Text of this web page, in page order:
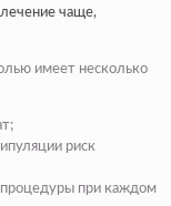
чаще,
имеет несколько
риск
процедуры при каждом